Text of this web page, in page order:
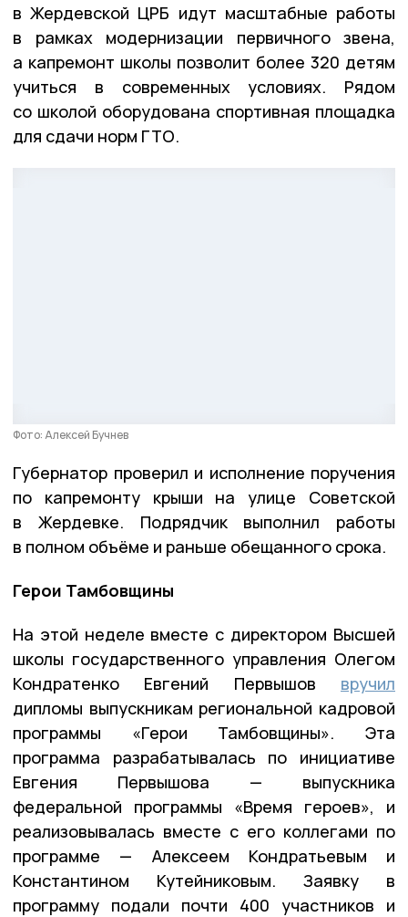
в Жердевской ЦРБ идут масштабные работы
в рамках модернизации первичного звена,
а капремонт школы позволит более 320 детям
учиться в современных условиях. Рядом
со школой оборудована спортивная площадка
для сдачи норм ГТО.
Фото: Алексей Бучнев
Губернатор проверил и исполнение поручения
по капремонту крыши на улице Советской
в Жердевке. Подрядчик выполнил работы
в полном объёме и раньше обещанного срока.
Герои Тамбовщины
На этой неделе вместе с директором Высшей
школы государственного управления Олегом
Кондратенко Евгений Первышов вручил
дипломы выпускникам региональной кадровой
программы «Герои Тамбовщины». Эта
программа разрабатывалась по инициативе
Евгения Первышова — выпускника
федеральной программы «Время героев», и
реализовывалась вместе с его коллегами по
программе — Алексеем Кондратьевым и
Константином Кутейниковым. Заявку в
программу подали почти 400 участников и